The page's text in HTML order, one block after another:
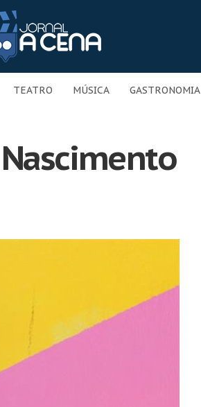
TEATRO MÚSICA GASTRONOMIA